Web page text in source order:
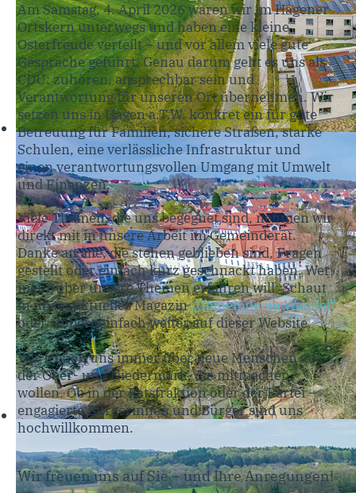
Am Samstag, 4. April 2026 waren wir im Hagener
Ortskern unterwegs und haben eine kleine
Osterfreude verteilt – und vor allem viele gute
Gespräche geführt. Genau darum geht es uns als
CDU: zuhören, ansprechbar sein und
Verantwortung für unseren Ort übernehmen. Wir
setzen uns in Hagen a.T.W. konkret ein für gute
Betreuung für Familien, sichere Straßen, starke
Schulen, eine verlässliche Infrastruktur und
einen verantwortungsvollen Umgang mit Umwelt
und Finanzen.
Viele Themen, die uns begegnet sind, nehmen wir
direkt mit in unsere Arbeit im Gemeinderat.
Danke an alle, die stehen geblieben sind, Fragen
gestellt oder einfach kurz geschnackt haben. Wer
mehr über unsere Themen erfahren will: Schaut
in unser aktuelles Magazin„Gemeinde im Wandel“
oder stöbert einfach weiter auf dieser Website.
Wir freuen uns immer über neue Menschen aus
der Ober- und Niedermark, die mitmachen
wollen. Ob in der Ratsfraktion oder der Partei –
engagierte Bürgerinnen und Bürger sind uns
hochwillkommen.
Wir freuen uns auf Sie – und Ihre Anregungen!